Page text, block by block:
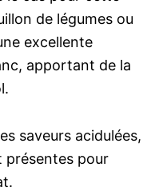
de légumes ou
excellente
apportant de la
saveurs acidulées,
présentes pour